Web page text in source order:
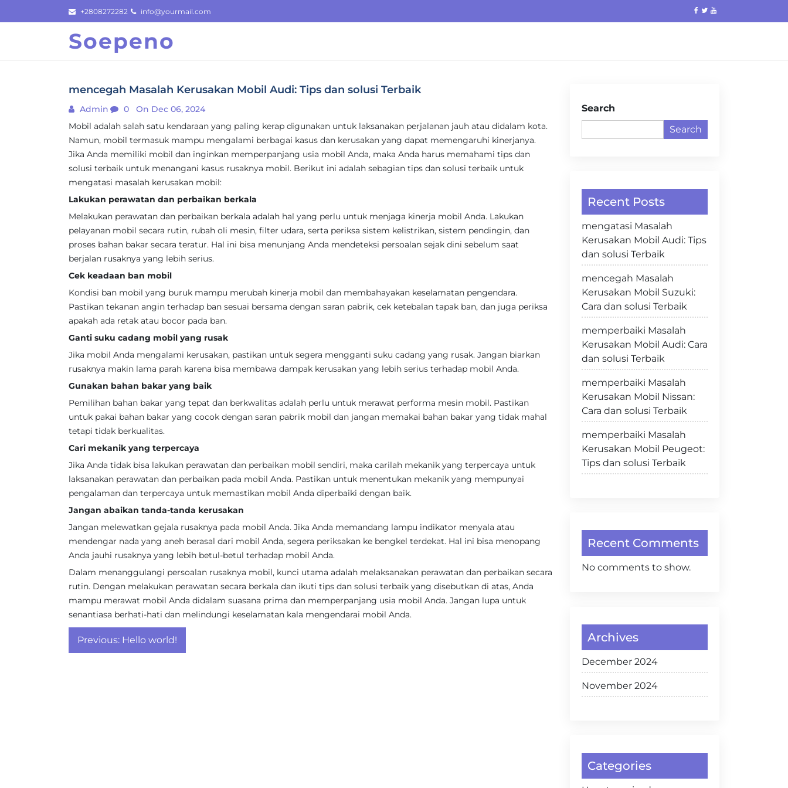
to
+2808272282 info@yourmail.com
Soepeno
mencegah Masalah Kerusakan Mobil Audi: Tips dan solusi Terbaik
Admin 0
On Dec 06, 2024
Mobil adalah salah satu kendaraan yang paling kerap digunakan untuk laksanakan perjalanan jauh atau didalam kota.
Namun, mobil termasuk mampu mengalami berbagai kasus dan kerusakan yang dapat memengaruhi kinerjanya.
Jika Anda memiliki mobil dan inginkan memperpanjang usia mobil Anda, maka Anda harus memahami tips dan
solusi terbaik untuk menangani kasus rusaknya mobil. Berikut ini adalah sebagian tips dan solusi terbaik untuk
mengatasi masalah kerusakan mobil:
Lakukan perawatan dan perbaikan berkala
Melakukan perawatan dan perbaikan berkala adalah hal yang perlu untuk menjaga kinerja mobil Anda. Lakukan
pelayanan mobil secara rutin, rubah oli mesin, filter udara, serta periksa sistem kelistrikan, sistem pendingin, dan
proses bahan bakar secara teratur. Hal ini bisa menunjang Anda mendeteksi persoalan sejak dini sebelum saat
berjalan rusaknya yang lebih serius.
Cek keadaan ban mobil
Kondisi ban mobil yang buruk mampu merubah kinerja mobil dan membahayakan keselamatan pengendara.
Pastikan tekanan angin terhadap ban sesuai bersama dengan saran pabrik, cek ketebalan tapak ban, dan juga periksa
apakah ada retak atau bocor pada ban.
Ganti suku cadang mobil yang rusak
Jika mobil Anda mengalami kerusakan, pastikan untuk segera mengganti suku cadang yang rusak. Jangan biarkan
rusaknya makin lama parah karena bisa membawa dampak kerusakan yang lebih serius terhadap mobil Anda.
Gunakan bahan bakar yang baik
Pemilihan bahan bakar yang tepat dan berkwalitas adalah perlu untuk merawat performa mesin mobil. Pastikan
untuk pakai bahan bakar yang cocok dengan saran pabrik mobil dan jangan memakai bahan bakar yang tidak mahal
tetapi tidak berkualitas.
Cari mekanik yang terpercaya
Jika Anda tidak bisa lakukan perawatan dan perbaikan mobil sendiri, maka carilah mekanik yang terpercaya untuk
laksanakan perawatan dan perbaikan pada mobil Anda. Pastikan untuk menentukan mekanik yang mempunyai
pengalaman dan terpercaya untuk memastikan mobil Anda diperbaiki dengan baik.
Jangan abaikan tanda-tanda kerusakan
Jangan melewatkan gejala rusaknya pada mobil Anda. Jika Anda memandang lampu indikator menyala atau
mendengar nada yang aneh berasal dari mobil Anda, segera periksakan ke bengkel terdekat. Hal ini bisa menopang
Anda jauhi rusaknya yang lebih betul-betul terhadap mobil Anda.
Dalam menanggulangi persoalan rusaknya mobil, kunci utama adalah melaksanakan perawatan dan perbaikan secara
rutin. Dengan melakukan perawatan secara berkala dan ikuti tips dan solusi terbaik yang disebutkan di atas, Anda
mampu merawat mobil Anda didalam suasana prima dan memperpanjang usia mobil Anda. Jangan lupa untuk
senantiasa berhati-hati dan melindungi keselamatan kala mengendarai mobil Anda.
Post
navigation
Previous: Hello world!
Search
Search
Recent Posts
mengatasi Masalah
Kerusakan Mobil Audi: Tips
dan solusi Terbaik
mencegah Masalah
Kerusakan Mobil Suzuki:
Cara dan solusi Terbaik
memperbaiki Masalah
Kerusakan Mobil Audi: Cara
dan solusi Terbaik
memperbaiki Masalah
Kerusakan Mobil Nissan:
Cara dan solusi Terbaik
memperbaiki Masalah
Kerusakan Mobil Peugeot:
Tips dan solusi Terbaik
Recent Comments
No comments to show.
Archives
December 2024
November 2024
Categories